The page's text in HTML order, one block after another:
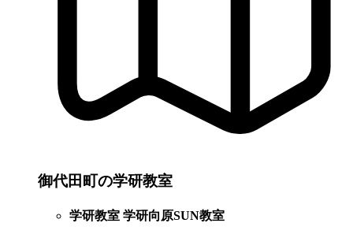
御代田町の学研教室
学研教室 学研向原SUN教室